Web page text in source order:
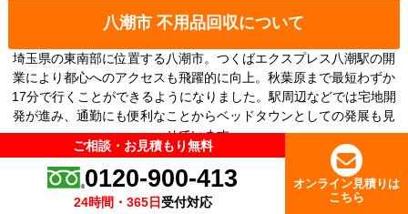
ご相談・お見積もり無料
0120-900-413
24時間・365日受付対応
オンライン見積りは
こちら
八潮市 不用品回収について
埼玉県の東南部に位置する八潮市。つくばエクスプレス八潮駅の開
業により都心へのアクセスも飛躍的に向上。秋葉原まで最短わずか
17分で行くことができるようになりました。駅周辺などでは宅地開
発が進み、通勤にも便利なことからベッドタウンとしての発展も見
せています。
下記が特にご相談が多いエリアになっております。
八潮
緑町
大曽根
ご相談・お見積もり無料
0120-900-413
24時間・365日受付対応
オンライン見積りは
こちら